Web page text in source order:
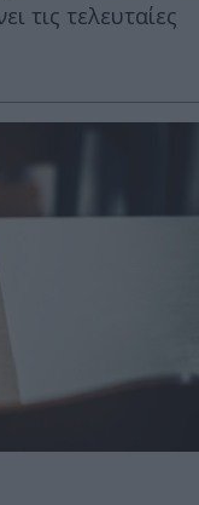
τις τελευταίες